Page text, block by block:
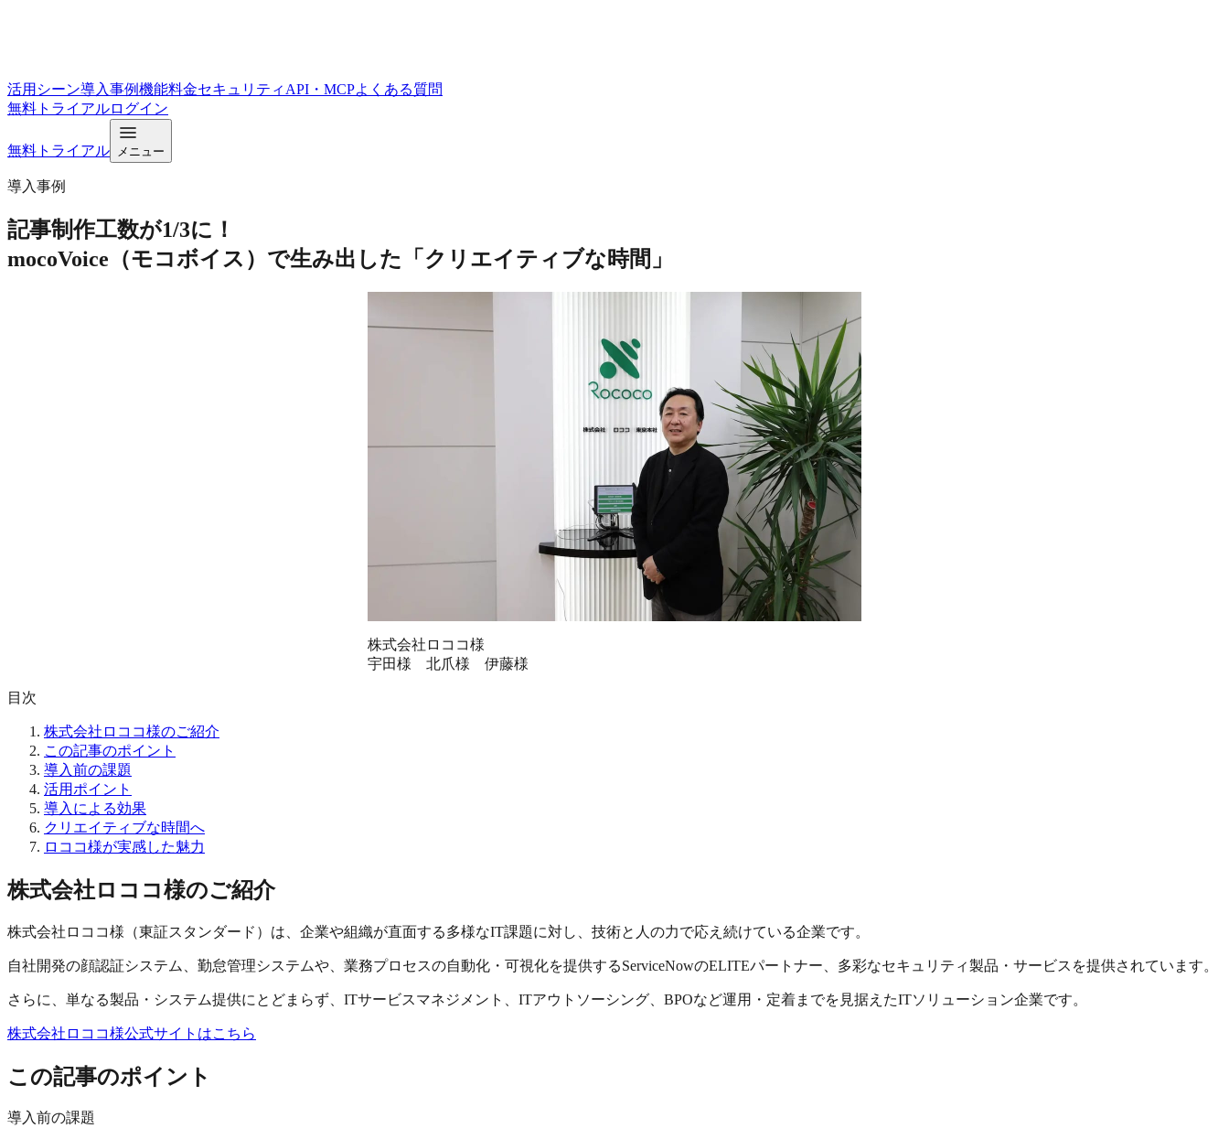
活用シーン導入事例機能料金セキュリティ API・MCPよくある質問
無料トライアルログイン
無料トライアル メニュー
導入事例
記事制作工数が1/3に！
mocoVoice（モコボイス）で生み出した「クリエイティブな時間」
株式会社ロココ様
宇田様 北爪様 伊藤様
目次
株式会社ロココ様のご紹介
この記事のポイント
導入前の課題
活用ポイント
導入による効果
クリエイティブな時間へ
ロココ様が実感した魅力
株式会社ロココ様のご紹介
株式会社ロココ様（東証スタンダード）は、企業や組織が直面する多様なIT課題に対し、技術と人の力で応え続けている企業です。
自社開発の顔認証システム、勤怠管理システムや、業務プロセスの自動化・可視化を提供するServiceNowのELITEパートナー、多彩なセキュリティ製品・サービスを提供されています。
さらに、単なる製品・システム提供にとどまらず、ITサービスマネジメント、ITアウトソーシング、BPOなど運用・定着までを見据えたITソリューション企業です。
株式会社ロココ様公式サイトはこちら
この記事のポイント
導入前の課題